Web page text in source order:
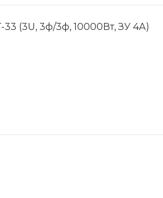
(3U, 3ф/3ф, 10000Вт, ЗУ 4А)